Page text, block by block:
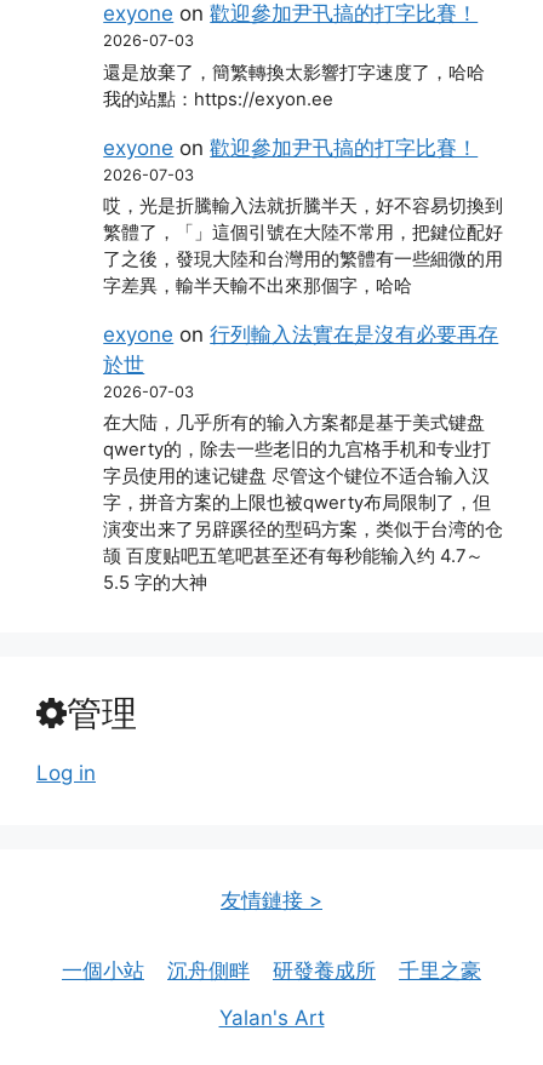
exyone on歡迎參加尹卂搞的打字比賽！
2026-07-03
還是放棄了，簡繁轉換太影響打字速度了，哈哈
我的站點：https://exyon.ee
exyone on歡迎參加尹卂搞的打字比賽！
2026-07-03
哎，光是折騰輸入法就折騰半天，好不容易切換到
繁體了，「」這個引號在大陸不常用，把鍵位配好
了之後，發現大陸和台灣用的繁體有一些細微的用
字差異，輸半天輸不出來那個字，哈哈
exyone on行列輸入法實在是沒有必要再存
於世
2026-07-03
在大陆，几乎所有的输入方案都是基于美式键盘
qwerty的，除去一些老旧的九宫格手机和专业打
字员使用的速记键盘 尽管这个键位不适合输入汉
字，拼音方案的上限也被qwerty布局限制了，但
演变出来了另辟蹊径的型码方案，类似于台湾的仓
颉 百度贴吧五笔吧甚至还有每秒能输入约 4.7～
5.5 字的大神
管理
Log in
友情鏈接 >
一個小站 沉舟側畔 研發養成所
千里之豪
Yalan's Art